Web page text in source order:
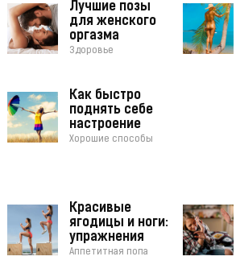
Лучшие позы
для женского
оргазма
Здоровье
Как быстро
поднять себе
настроение
Хорошие способы
Красивые
ягодицы и ноги:
упражнения
Аппетитная попа